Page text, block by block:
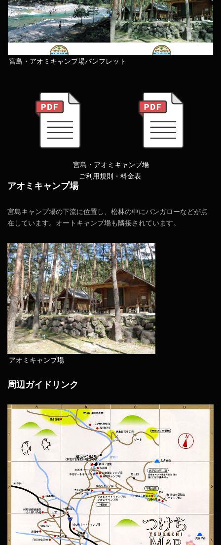
宮島・アオミキャンプ場パンフレット
宮島・アオミキャンプ場
ご利用規則・料金表
アオミキャンプ場
宮島キャンプ場の下流に位置し、松林の中にバンガローなどが点
在しています。オートキャンプ場も隣接されています。
アオミキャンプ場
周辺ガイドリンク